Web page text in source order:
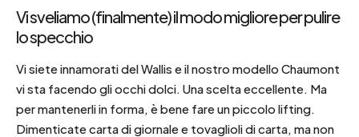
Vi sveliamo (finalmente) il modo migliore per pulire
lo specchio
Vi siete innamorati del Wallis e il nostro modello Chaumont
vi sta facendo gli occhi dolci. Una scelta eccellente. Ma
per mantenerli in forma, è bene fare un piccolo lifting.
Dimenticate carta di giornale e tovaglioli di carta, ma non